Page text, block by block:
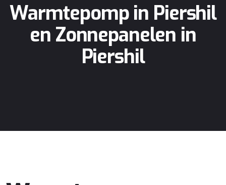
Warmtepomp in Piershil
en Zonnepanelen in
Piershil